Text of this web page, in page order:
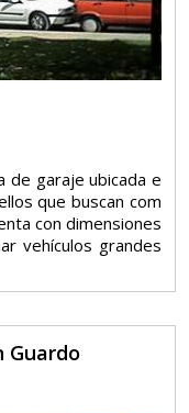
de garaje ubicada e
que buscan com
con dimensiones
vehículos grandes
Guardo